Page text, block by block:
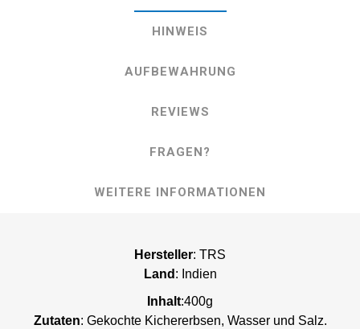
HINWEIS
AUFBEWAHRUNG
REVIEWS
FRAGEN?
WEITERE INFORMATIONEN
Hersteller: TRS
Land : Indien
Inhalt:400g
Zutaten: Gekochte Kichererbsen, Wasser und Salz.